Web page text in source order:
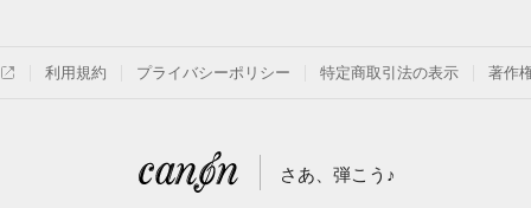
月額プラン
よくあるご質問
クラシック
利用規約 プライバシーポリシー 特定商取引法の表示 著作
さあ、弾こう♪